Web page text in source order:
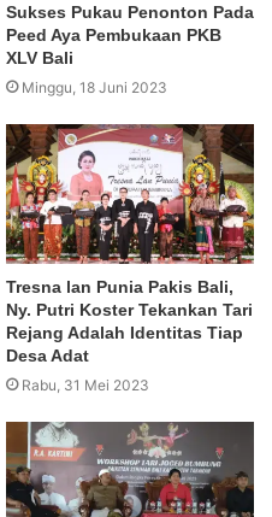
Sukses Pukau Penonton Pada
Peed Aya Pembukaan PKB
XLV Bali
Minggu, 18 Juni 2023
Tresna lan Punia Pakis Bali,
Ny. Putri Koster Tekankan Tari
Rejang Adalah Identitas Tiap
Desa Adat
Rabu, 31 Mei 2023